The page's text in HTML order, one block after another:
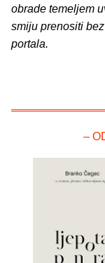
obrade temeljem
smiju prenositi
portala.
–